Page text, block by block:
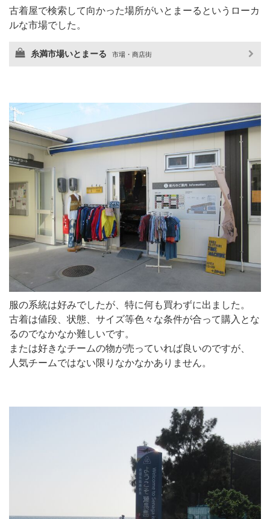
古着屋で検索して向かった場所がいとまーるというローカ
ルな市場でした。
糸満市場いとまーる 市場・商店街
服の系統は好みでしたが、特に何も買わずに出ました。
古着は値段、状態、サイズ等色々な条件が合って購入とな
るのでなかなか難しいです。
または好きなチームの物が売っていれば良いのですが、
人気チームではない限りなかなかありません。